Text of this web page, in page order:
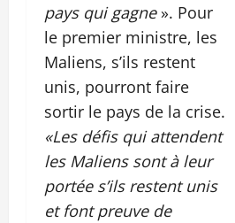
pays qui gagne ». Pour
le premier ministre, les
Maliens, s’ils restent
unis, pourront faire
sortir le pays de la crise.
«Les défis qui attendent
les Maliens sont à leur
portée s’ils restent unis
et font preuve de